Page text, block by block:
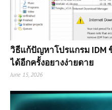
วิธีแก้ปัญหาโปรแกรม IDM
ได้อีกครั้งอยางง่ายดาย
June 15, 2026